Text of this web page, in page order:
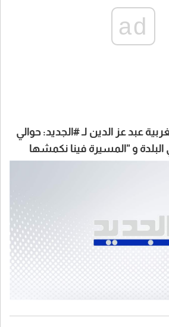
ad
عبد عز الدين لـ #الجديد: حوالي
البلدة و "المسيرة فينا نكمشها